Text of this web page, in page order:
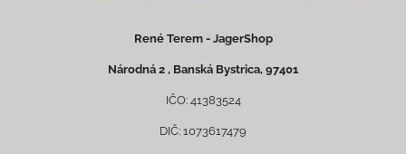
René Terem - JagerShop
Národná 2 , Banská Bystrica, 97401
IČO: 41383524
DIČ: 1073617479